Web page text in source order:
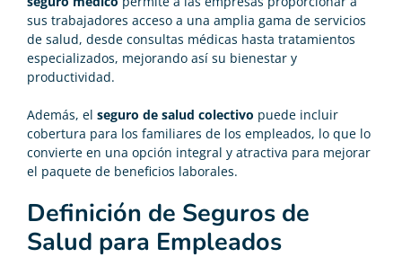
sus trabajadores acceso a una amplia gama de servicios
de salud, desde consultas médicas hasta tratamientos
especializados, mejorando así su bienestar y
productividad.
Además, el seguro de salud colectivo puede incluir
cobertura para los familiares de los empleados, lo que lo
convierte en una opción integral y atractiva para mejorar
el paquete de beneficios laborales.
Definición de Seguros de
Salud para Empleados